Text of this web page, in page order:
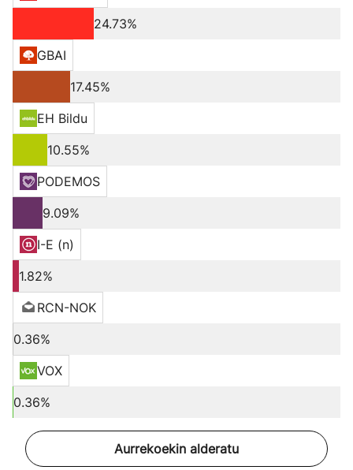
24.73%
GBAI
17.45%
EH Bildu
10.55%
PODEMOS
9.09%
I-E (n)
1.82%
RCN-NOK
0.36%
VOX
0.36%
Aurrekoekin alderatu